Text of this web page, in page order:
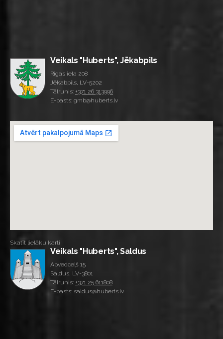
Veikals "Huberts", Jēkabpils
Rīgas iela 208
Jēkabpils, LV-5202
Tālrunis: +371 26 313996
E-pasts: gmb@huberts.lv
Skatīt lielāku karti
Veikals "Huberts", Saldus
Apvedceļš 15
Saldus, LV-3801
Tālrunis: +371 25 611808
E-pasts: saldus@huberts.lv